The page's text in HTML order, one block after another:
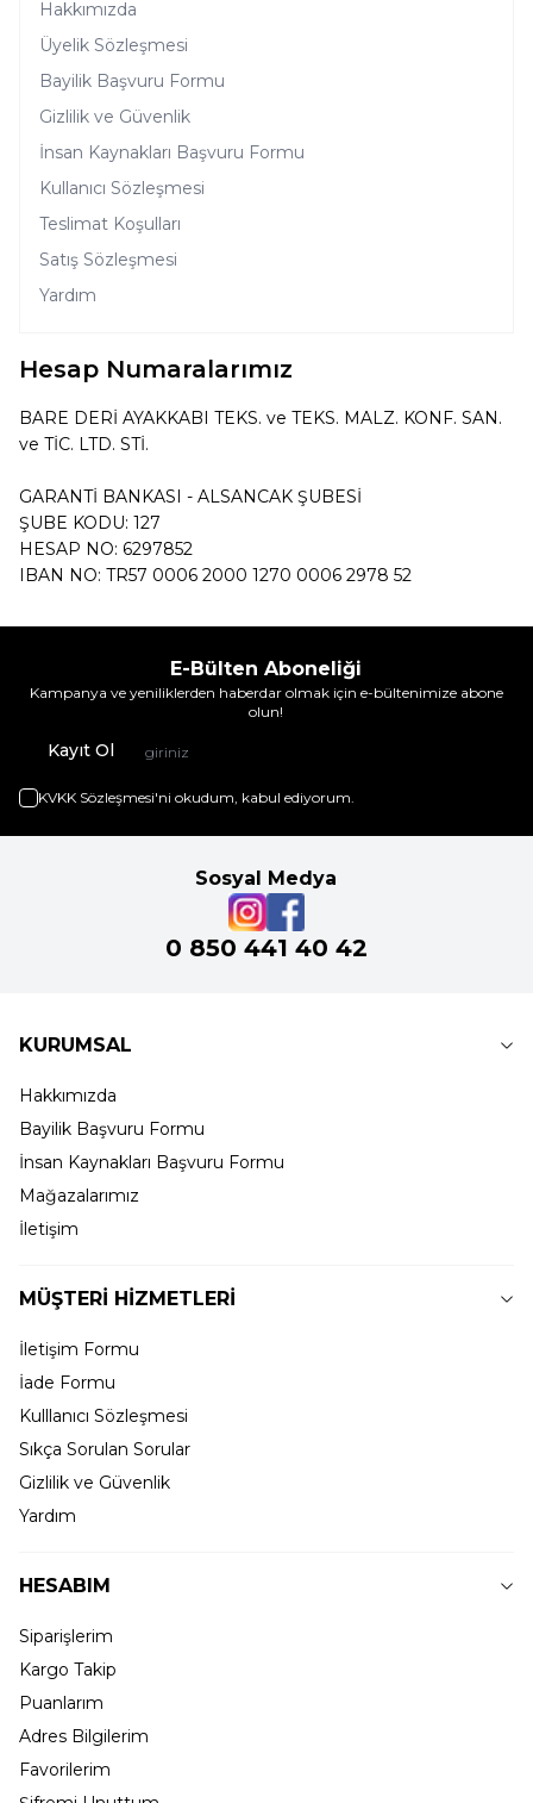
Hakkımızda
Üyelik Sözleşmesi
Bayilik Başvuru Formu
Gizlilik ve Güvenlik
İnsan Kaynakları Başvuru Formu
Kullanıcı Sözleşmesi
Teslimat Koşulları
Satış Sözleşmesi
Yardım
Hesap Numaralarımız
BARE DERİ AYAKKABI TEKS. ve TEKS. MALZ. KONF. SAN.
ve TİC. LTD. STİ.
GARANTİ BANKASI - ALSANCAK ŞUBESİ
ŞUBE KODU: 127
HESAP NO: 6297852
IBAN NO: TR57 0006 2000 1270 0006 2978 52
E-Bülten Aboneliği
Kampanya ve yeniliklerden haberdar olmak için e-bültenimize abone
olun!
Kayıt Ol
KVKK Sözleşmesi'ni okudum, kabul ediyorum.
Sosyal Medya
0 850 441 40 42
KURUMSAL
Hakkımızda
Bayilik Başvuru Formu
İnsan Kaynakları Başvuru Formu
Mağazalarımız
İletişim
MÜŞTERİ HİZMETLERİ
İletişim Formu
İade Formu
Kulllanıcı Sözleşmesi
Sıkça Sorulan Sorular
Gizlilik ve Güvenlik
Yardım
HESABIM
Siparişlerim
Kargo Takip
Puanlarım
Adres Bilgilerim
Favorilerim